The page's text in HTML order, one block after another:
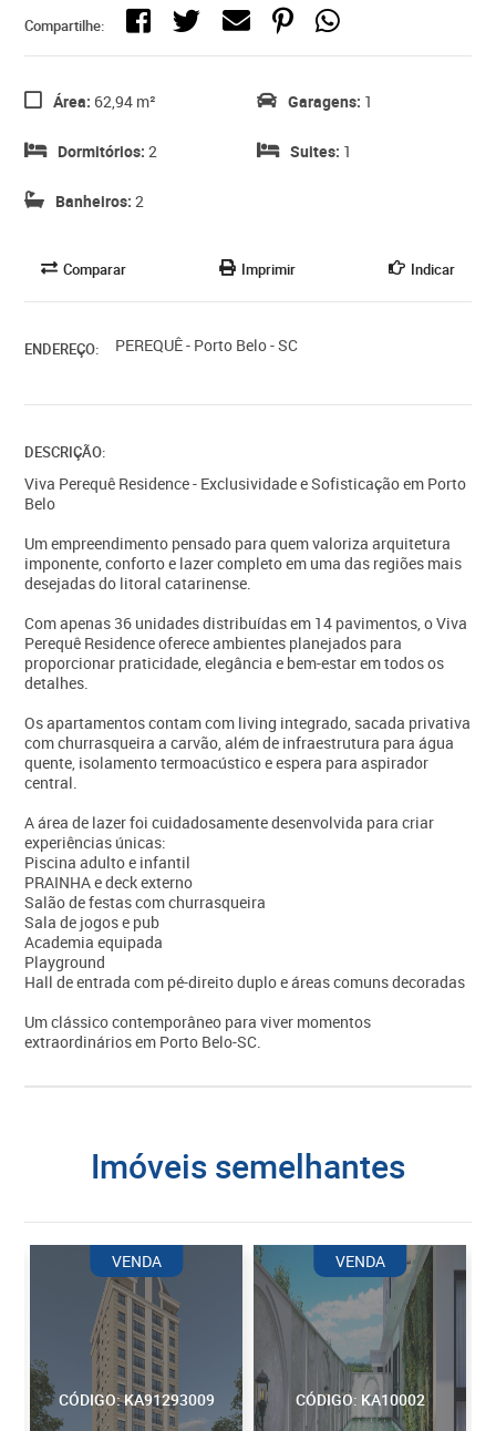
Compartilhe:
Área: 62,94 m²
Dormitórios: 2
Banheiros: 2
Garagens: 1
Suites: 1
Comparar Imprimir Indicar
ENDEREÇO: PEREQUÊ - Porto Belo - SC
DESCRIÇÃO:
Viva Perequê Residence - Exclusividade e Sofisticação em Porto
Belo
Um empreendimento pensado para quem valoriza arquitetura
imponente, conforto e lazer completo em uma das regiões mais
desejadas do litoral catarinense.
Com apenas 36 unidades distribuídas em 14 pavimentos, o Viva
Perequê Residence oferece ambientes planejados para
proporcionar praticidade, elegância e bem-estar em todos os
detalhes.
Os apartamentos contam com living integrado, sacada privativa
com churrasqueira a carvão, além de infraestrutura para água
quente, isolamento termoacústico e espera para aspirador
central.
A área de lazer foi cuidadosamente desenvolvida para criar
experiências únicas:
Piscina adulto e infantil
PRAINHA e deck externo
Salão de festas com churrasqueira
Sala de jogos e pub
Academia equipada
Playground
Hall de entrada com pé-direito duplo e áreas comuns decoradas
Um clássico contemporâneo para viver momentos
extraordinários em Porto Belo-SC.
imóveis semelhantes
CÓDIGO: KA91293009
VENDA
CÓDIGO: KA10002
VENDA